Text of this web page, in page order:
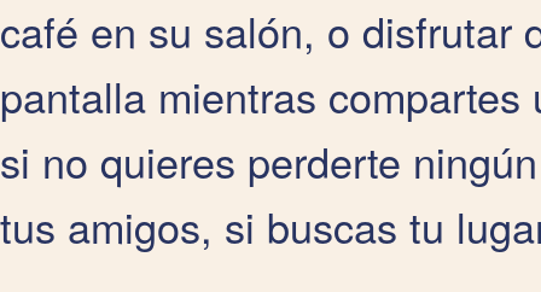
café en su salón, o disfrutar
pantalla mientras
si no quieres perderte
tus amigos, si buscas tu